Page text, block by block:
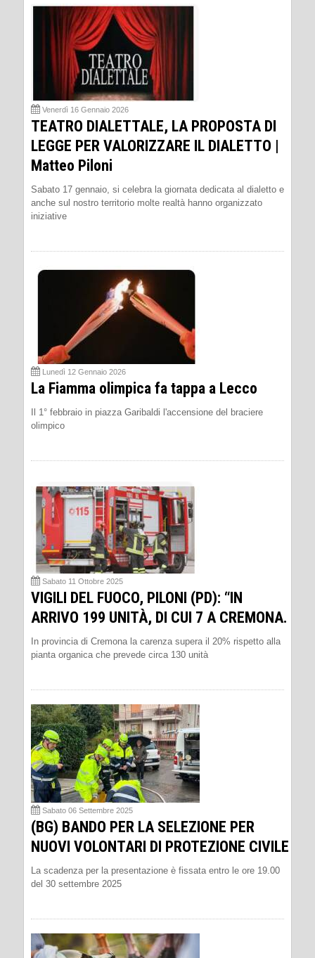
Venerdì 16 Gennaio 2026
TEATRO DIALETTALE, LA PROPOSTA DI
LEGGE PER VALORIZZARE IL DIALETTO |
Matteo Piloni
Sabato 17 gennaio, si celebra la giornata dedicata al dialetto e
anche sul nostro territorio molte realtà hanno organizzato
iniziative
Lunedì 12 Gennaio 2026
La Fiamma olimpica fa tappa a Lecco
Il 1° febbraio in piazza Garibaldi l'accensione del braciere
olimpico
Sabato 11 Ottobre 2025
VIGILI DEL FUOCO, PILONI (PD): “IN
ARRIVO 199 UNITÀ, DI CUI 7 A CREMONA.
In provincia di Cremona la carenza supera il 20% rispetto alla
pianta organica che prevede circa 130 unità
Sabato 06 Settembre 2025
(BG) BANDO PER LA SELEZIONE PER
NUOVI VOLONTARI DI PROTEZIONE CIVILE
La scadenza per la presentazione è fissata entro le ore 19.00
del 30 settembre 2025